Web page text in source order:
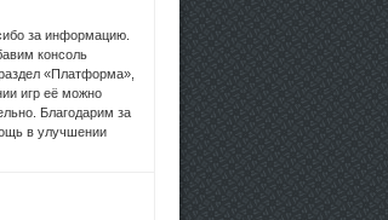
за информацию.
консоль
«Платформа»,
игр её можно
Благодарим за
в улучшении